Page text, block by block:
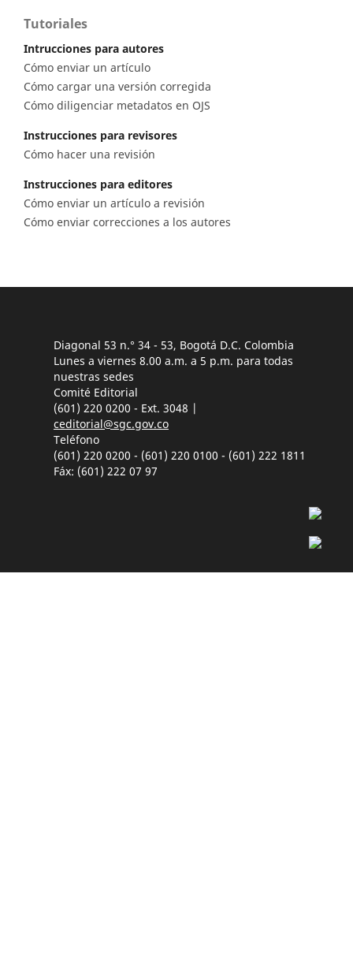
Tutoriales
Intrucciones para autores
Cómo enviar un artículo
Cómo cargar una versión corregida
Cómo diligenciar metadatos en OJS
Instrucciones para revisores
Cómo hacer una revisión
Instrucciones para editores
Cómo enviar un artículo a revisión
Cómo enviar correcciones a los autores
Diagonal 53 n.° 34 - 53, Bogotá D.C. Colombia
Lunes a viernes 8.00 a.m. a 5 p.m. para todas
nuestras sedes
Comité Editorial
(601) 220 0200 - Ext. 3048 |
ceditorial@sgc.gov.co
Teléfono
(601) 220 0200 - (601) 220 0100 - (601) 222 1811
Fáx: (601) 222 07 97